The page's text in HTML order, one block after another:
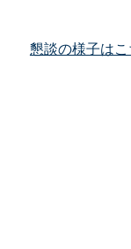
懇談の様子はこ